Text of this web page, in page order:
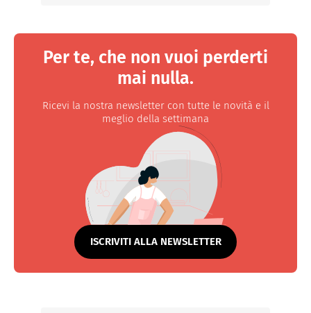
Per te, che non vuoi perderti
mai nulla.
Ricevi la nostra newsletter con tutte le novità e il
meglio della settimana
ISCRIVITI ALLA NEWSLETTER